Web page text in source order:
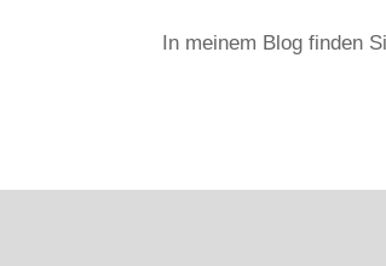
In meinem Blog finden